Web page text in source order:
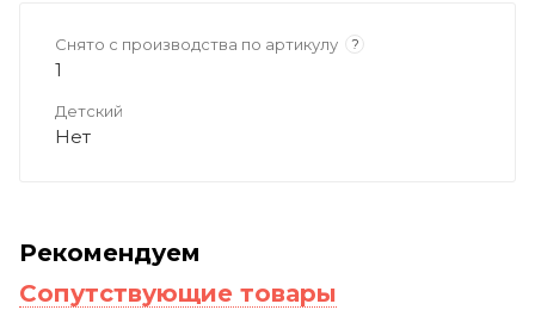
Снято с производства по артикулу ?
1
Детский
Нет
Рекомендуем
Сопутствующие товары